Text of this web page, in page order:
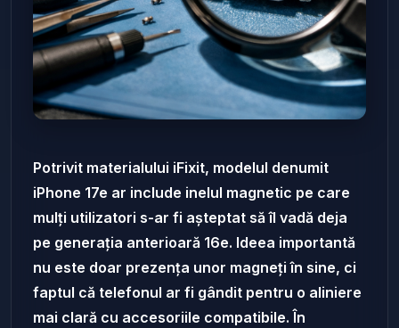
Potrivit materialului iFixit, modelul denumit
iPhone 17e ar include inelul magnetic pe care
mulți utilizatori s-ar fi așteptat să îl vadă deja
pe generația anterioară 16e. Ideea importantă
nu este doar prezența unor magneți în sine, ci
faptul că telefonul ar fi gândit pentru o aliniere
mai clară cu accesoriile compatibile. În